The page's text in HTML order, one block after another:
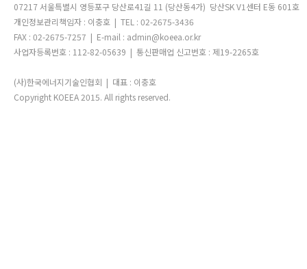
07217 서울특별시 영등포구 당산로41길 11 (당산동4가) 당산SK V1센터 E동 601호
개인정보관리책임자 : 이충호 | TEL : 02-2675-3436
FAX : 02-2675-7257 | E-mail : admin@koeea.or.kr
사업자등록번호 : 112-82-05639 | 통신판매업 신고번호 : 제19-2265호
(사)한국에너지기술인협회 | 대표 : 이충호
Copyright KOEEA 2015. All rights reserved.